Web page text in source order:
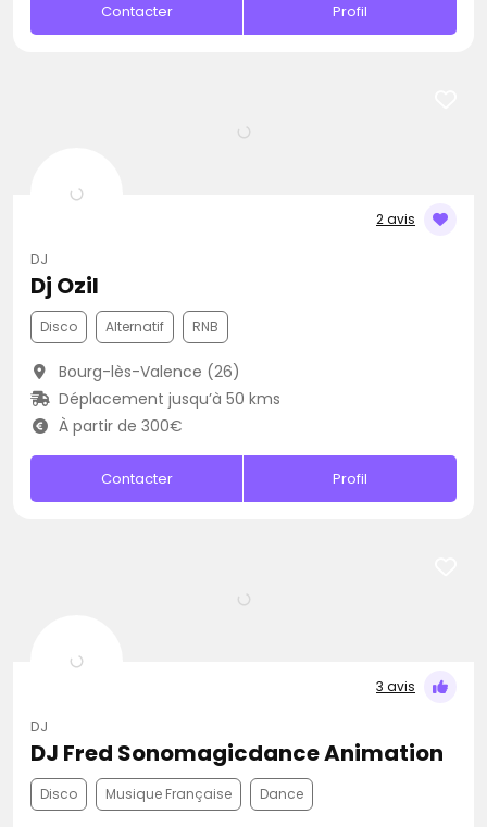
Contacter Profil
2 avis
DJ
Dj Ozil
Disco Alternatif RNB
Bourg-lès-Valence (26)
Déplacement jusqu’à 50 kms
À partir de 300€
Contacter Profil
3 avis
DJ
DJ Fred Sonomagicdance Animation
Disco Musique Française Dance